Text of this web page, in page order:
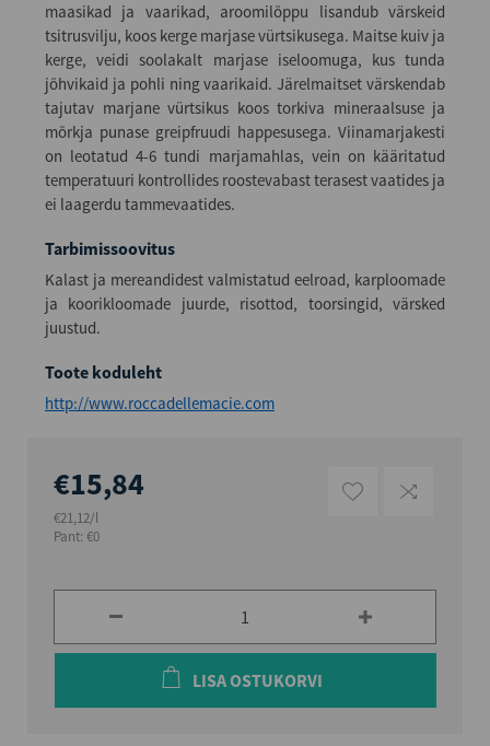
maasikad ja vaarikad, aroomilõppu lisandub värskeid
tsitrusvilju, koos kerge marjase vürtsikusega. Maitse kuiv ja
kerge, veidi soolakalt marjase iseloomuga, kus tunda
jõhvikaid ja pohli ning vaarikaid. Järelmaitset värskendab
tajutav marjane vürtsikus koos torkiva mineraalsuse ja
mõrkja punase greipfruudi happesusega. Viinamarjakesti
on leotatud 4-6 tundi marjamahlas, vein on kääritatud
temperatuuri kontrollides roostevabast terasest vaatides ja
ei laagerdu tammevaatides.
Tarbimissoovitus
Kalast ja mereandidest valmistatud eelroad, karploomade
ja koorikloomade juurde, risottod, toorsingid, värsked
juustud.
Toote koduleht
http://www.roccadellemacie.com
€15,84
€21,12/l
Pant: €0
LISA OSTUKORVI